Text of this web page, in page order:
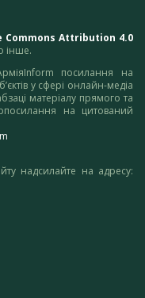
Commons Attribution 4.0
інше.
посилання на
у сфері онлайн-медіа
матеріалу прямого та
на цитований
надсилайте на адресу: